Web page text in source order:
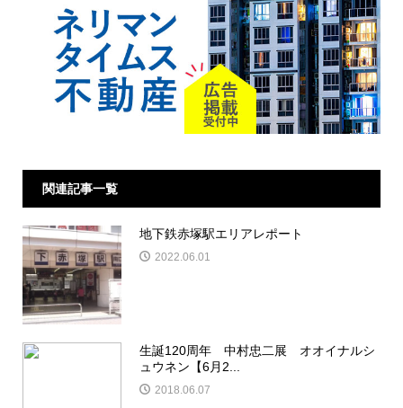
関連記事一覧
地下鉄赤塚駅エリアレポート
2022.06.01
生誕120周年 中村忠二展 オオイナルシ
ュウネン【6月2...
2018.06.07